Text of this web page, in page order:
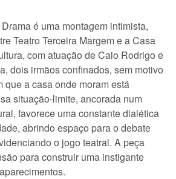
é uma montagem intimista,
Teatro Terceira Margem e a Casa
com atuação de Caio Rodrigo e
dois irmãos confinados, sem motivo
que a casa onde moram está
situação-limite, ancorada num
favorece uma constante dialética
abrindo espaço para o debate
o jogo teatral. A peça
para construir uma instigante